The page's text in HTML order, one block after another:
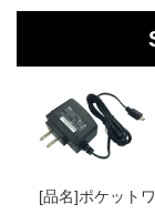
ポケット